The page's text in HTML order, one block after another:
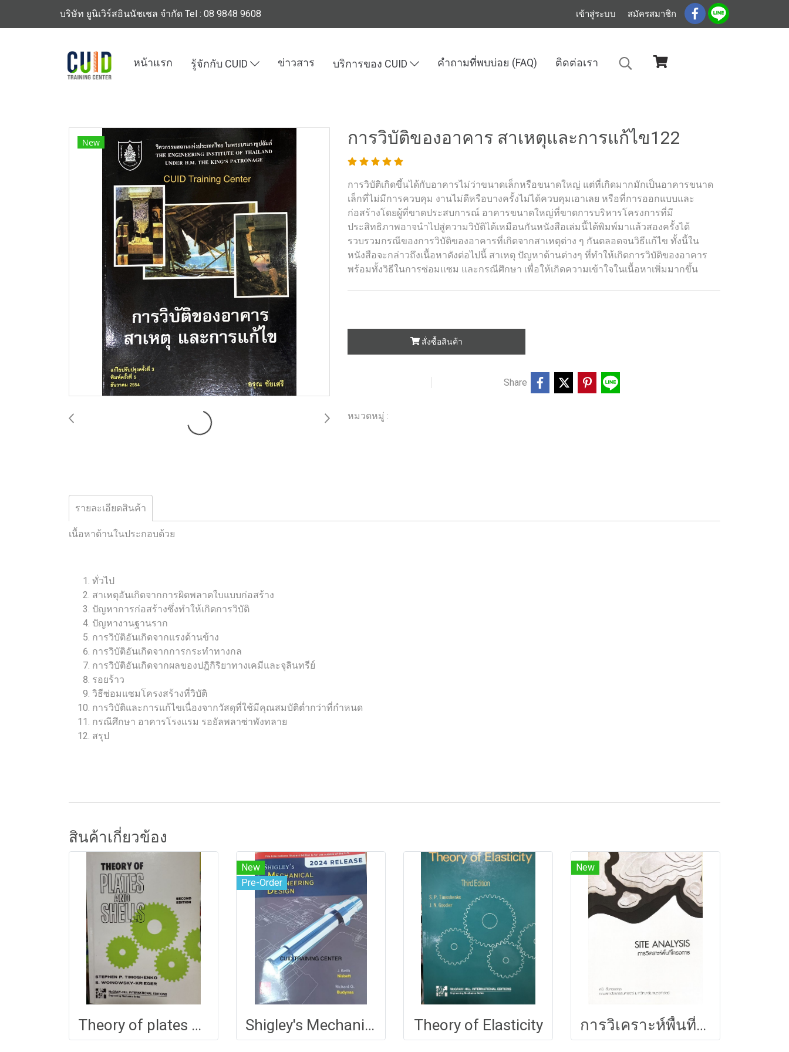
บริษัท ยูนิเวิร์สอินนัชเชล จำกัด Tel : 08 9848 9608 เข้าสู่ระบบ สมัครสมาชิก
หน้าแรก รู้จักกับ CUID ข่าวสาร บริการของ CUID คำถามที่พบบ่อย (FAQ) ติดต่อเรา
New การวิบัติของอาคาร สาเหตุและการแก้ไข122
การวิบัติเกิดขึ้นได้กับอาคารไม่ว่าขนาดเล็กหรือขนาดใหญ่ แต่ที่เกิดมากมักเป็นอาคารขนาด
เล็กที่ไม่มีการควบคุม งานไม่ดีหรือบางครั้งไม่ได้ควบคุมเอาเลย หรือที่การออกแบบและ
ก่อสร้างโดยผู้ที่ขาดประสบการณ์ อาคารขนาดใหญ่ที่ขาดการบริหารโครงการที่มี
ประสิทธิภาพอาจนำไปสู่ความวิบัติได้เหมือนกันหนังสือเล่มนี้ได้พิมพ์มาแล้วสองครั้งได้
รวบรวมกรณีของการวิบัติของอาคารที่เกิดจากสาเหตุต่าง ๆ กันตลอดจนวิธีแก้ไข ทั้งนี้ใน
หนังสือจะกล่าวถึงเนื้อหาดังต่อไปนี้ สาเหตุ ปัญหาด้านต่างๆ ที่ทำให้เกิดการวิบัติของอาคาร
พร้อมทั้งวิธีในการซ่อมแซม และกรณีศึกษา เพื่อให้เกิดความเข้าใจในเนื้อหาเพิ่มมากขึ้น
สั่งซื้อสินค้า
Share
หมวดหมู่ :
รายละเอียดสินค้า
เนื้อหาด้านในประกอบด้วย
ทั่วไป
สาเหตุอันเกิดจากการผิดพลาดใบแบบก่อสร้าง
ปัญหาการก่อสร้างซึ่งทำให้เกิดการวิบัติ
ปัญหางานฐานราก
การวิบัติอันเกิดจากแรงด้านข้าง
การวิบัติอันเกิดจากการกระทำทางกล
การวิบัติอันเกิดจากผลของปฎิกิริยาทางเคมีและจุลินทรีย์
รอยร้าว
วิธีซ่อมแซมโครงสร้างที่วิบัติ
การวิบัติและการแก้ไขเนื่องจากวัสดุที่ใช้มีคุณสมบัติต่ำกว่าที่กำหนด
กรณีศึกษา อาคารโรงแรม รอยัลพลาซ่าพังทลาย
สรุป
สินค้าเกี่ยวข้อง
Theory of plates and shells
New
Pre-Order
Shigley's Mechanical Engineering Design Theory of Elasticity
New
การวิเคราะห์พื้นที่โครงการ 146